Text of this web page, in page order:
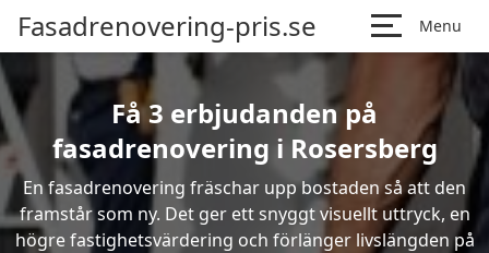
Fasadrenovering-pris.se Menu
Få 3 erbjudanden på
fasadrenovering i Rosersberg
En fasadrenovering fräschar upp bostaden så att den
framstår som ny. Det ger ett snyggt visuellt uttryck, en
högre fastighetsvärdering och förlänger livslängden på